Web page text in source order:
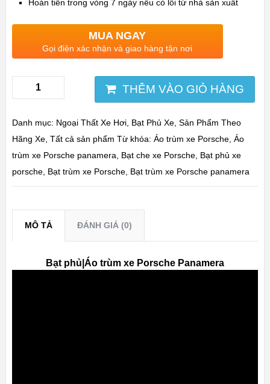
Hoàn tiền trong vòng 7 ngày nếu có lỗi từ nhà sản xuất
MUA NGAY
Gọi điện xác nhận và giao hàng tận nơi
THÊM VÀO GIỎ HÀNG
Danh mục: Ngoại Thất Xe Hơi, Bạt Phủ Xe, Sản Phẩm Theo
Hãng Xe, Tất cả sản phẩm Từ khóa: Áo trùm xe Porsche, Áo
trùm xe Porsche panamera, Bạt che xe Porsche, Bạt phủ xe
porsche, Bạt trùm xe Porsche, Bạt trùm xe Porsche panamera
MÔ TẢ ĐÁNH GIÁ (0)
Bạt phủ|Áo trùm xe Porsche Panamera